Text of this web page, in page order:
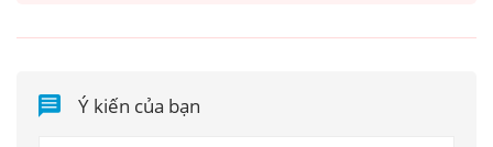
Ý kiến của bạn